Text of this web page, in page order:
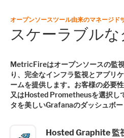
オープンソースツール由来のマネージド
スケーラブル
MetricFireはオープンソースの監
り、完全なインフラ監視とアプリ
ームを提供します。お客様の必要
又はHosted Prometheusを選択し
タを美しいGrafanaのダッシュボー
Hosted Graphite 監